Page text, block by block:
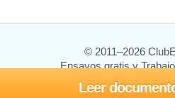
Leer
© 2011–2026
Ensayos gratis y